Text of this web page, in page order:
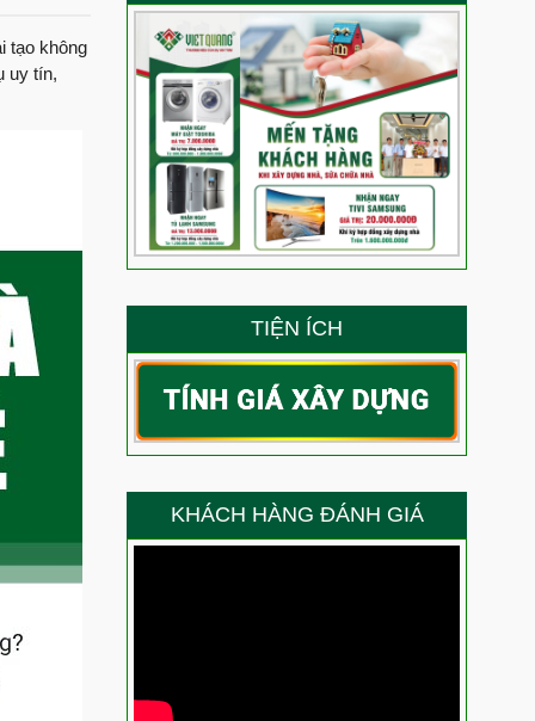
ngôi nhà 1 trệt 2 lầu cùng gia đình Cô Nga tại Tây
Anh Hào chị Quyên đánh giá Việt Quang Group
Cảnh dành cho Việt Quang Group
phẩm nhà phố dịch vụ 3 tầng tum sân thượng?
định năng lực thi công của Việt Quang Group
Niềm vui trọn vẹn của anh Ty trong ngày nhận nhà
là thành quả lớn nhất cho năng lực thi công của
gì về chất lượng thi công xây nhà trọn gói của Việt
Bình Thạnh nói gì về chất lượng thi công của Việt
Việt Quang Group sửa chữa nhà?
sau sửa chữa trọn gói chị Điệp nói gì về chất lượng
tạo không
uy tín,
TIỆN ÍCH
KHÁCH HÀNG ĐÁNH GIÁ